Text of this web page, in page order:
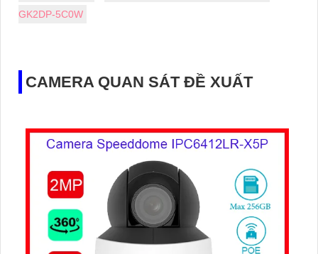
GK2DP-5C0W
CAMERA QUAN SÁT ĐỀ XUẤT